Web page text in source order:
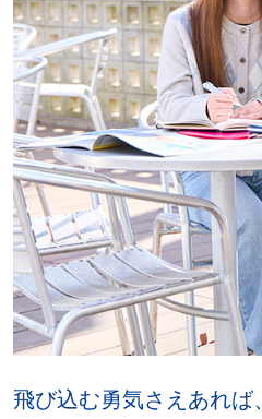
飛び込む勇気さえあれば